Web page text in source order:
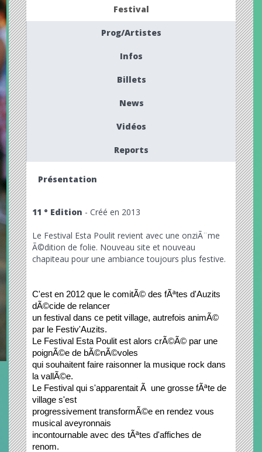
Festival
Prog/Artistes
Infos
Billets
News
Vidéos
Reports
Présentation
11 ° Edition - Créé en 2013
Le Festival Esta Poulit revient avec une onziÃ¨me
Ã©dition de folie. Nouveau site et nouveau
chapiteau pour une ambiance toujours plus festive.
C'est en 2012 que le comitÃ© des fÃªtes d'Auzits
dÃ©cide de relancer
un festival dans ce petit village, autrefois animÃ©
par le Festiv'Auzits.
Le Festival Esta Poulit est alors crÃ©Ã© par une
poignÃ©e de bÃ©nÃ©voles
qui souhaitent faire raisonner la musique rock dans
la vallÃ©e.
Le Festival qui s'apparentait Ã  une grosse fÃªte de
village s'est
progressivement transformÃ©e en rendez vous
musical aveyronnais
incontournable avec des tÃªtes d'affiches de
renom.